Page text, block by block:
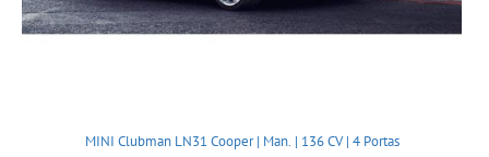
MINI Clubman LN31 Cooper | Man. | 136 CV | 4 Portas